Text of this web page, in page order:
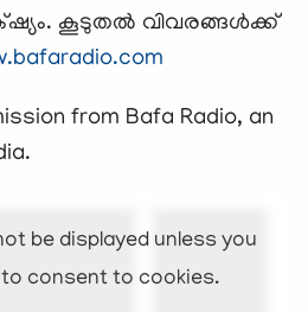
കൂടുതല്‍ വിവരങ്ങള്‍ക്ക്
from Bafa Radio, an
be displayed unless you
consent to cookies.